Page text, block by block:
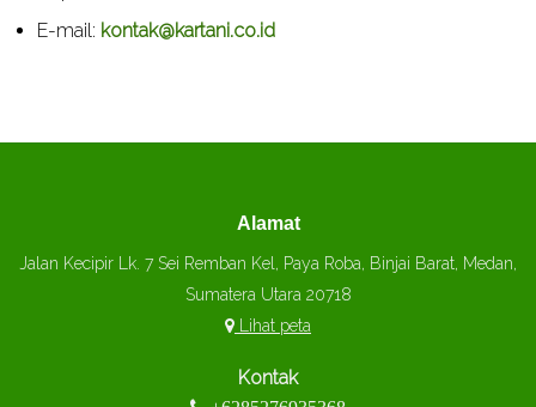
E-mail: kontak@kartani.co.id
Alamat
Jalan Kecipir Lk. 7 Sei Remban Kel, Paya Roba, Binjai Barat, Medan,
Sumatera Utara 20718
Lihat peta
Kontak